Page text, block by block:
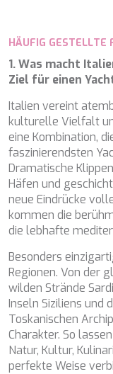
HÄUFIG GESTELLTE
1. Was macht
Ziel für einen
Italien vereint
kulturelle Vielfalt
eine Kombination,
faszinierendsten
Dramatische
Häfen und
neue Eindrücke
kommen die
die lebhafte
Besonders
Regionen. Von der
wilden Strände
Inseln Siziliens und
Toskanischen
Charakter. So
Natur, Kultur,
perfekte Weise
WHISPER V
WHITEHAVEN
WORLD'S END
WYLDECREST
YOLO
ZALIV III
ZEN VIBES
ZENJI